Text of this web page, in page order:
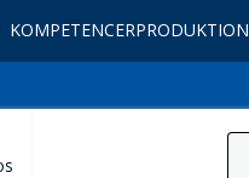
KOMPETENCERPRODUKTION